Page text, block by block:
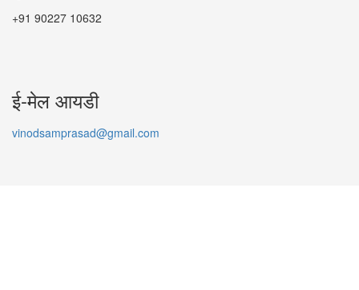
+91 90227 10632
ई-मेल आयडी
vinodsamprasad@gmail.com